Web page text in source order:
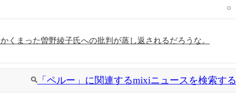
くまった曽野綾子氏への批判が蒸し返されるだろうな。
「ペルー」に関連するmixiニュースを検索する